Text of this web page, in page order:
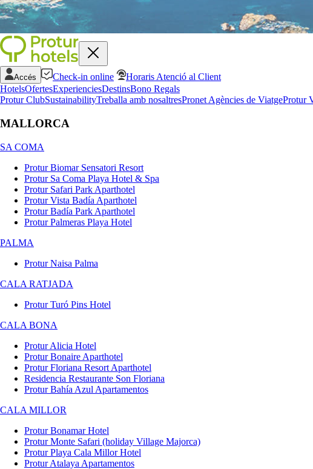
Accés Check-in online
Horaris Atenció al Client
HotelsOfertesExperienciesDestinsBono Regals
Protur ClubSustainabilityTreballa amb nosaltresPronet Agències de ViatgeProtur
MALLORCA
SA COMA
Protur Biomar Sensatori Resort
Protur Sa Coma Playa Hotel & Spa
Protur Safari Park Aparthotel
Protur Vista Badía Aparthotel
Protur Badía Park Aparthotel
Protur Palmeras Playa Hotel
PALMA
Protur Naisa Palma
CALA RATJADA
Protur Turó Pins Hotel
CALA BONA
Protur Alicia Hotel
Protur Bonaire Aparthotel
Protur Floriana Resort Aparthotel
Residencia Restaurante Son Floriana
Protur Bahía Azul Apartamentos
CALA MILLOR
Protur Bonamar Hotel
Protur Monte Safari (holiday Village Majorca)
Protur Playa Cala Millor Hotel
Protur Atalaya Apartamentos